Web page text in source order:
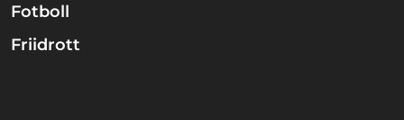
Fotboll
Friidrott